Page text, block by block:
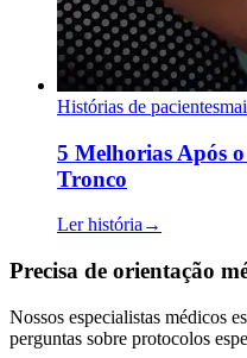
Histórias de pacientes
5 Melhorias Após
Tronco
Ler história →
Precisa de orientação
Nossos especialistas médicos
perguntas sobre protocolos